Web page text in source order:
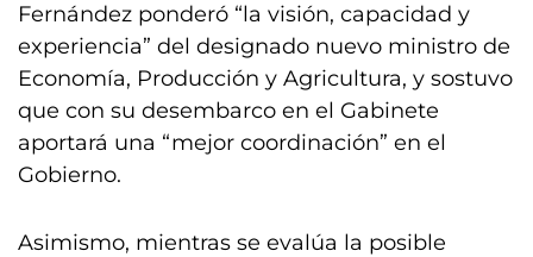
Fernández ponderó “la visión, capacidad y
experiencia” del designado nuevo ministro de
Economía, Producción y Agricultura, y sostuvo
que con su desembarco en el Gabinete
aportará una “mejor coordinación” en el
Gobierno.
Asimismo, mientras se evalúa la posible